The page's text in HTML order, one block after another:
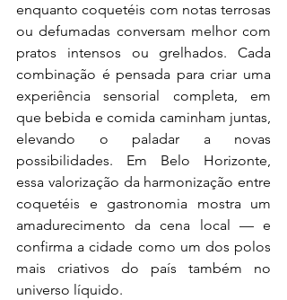
enquanto coquetéis com notas terrosas
ou defumadas conversam melhor com
pratos intensos ou grelhados. Cada
combinação é pensada para criar uma
experiência sensorial completa, em
que bebida e comida caminham juntas,
elevando o paladar a novas
possibilidades. Em Belo Horizonte,
essa valorização da harmonização entre
coquetéis e gastronomia mostra um
amadurecimento da cena local — e
confirma a cidade como um dos polos
mais criativos do país também no
universo líquido.